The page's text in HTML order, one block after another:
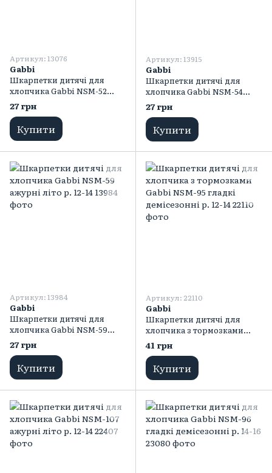
Артикул: 13076
Gabbi
Шкарпетки дитячі для
хлопчика Gabbi NSM-52
гладкі демісезонні р. 10-12
27 грн
Купити
Артикул: 13915
Gabbi
Шкарпетки дитячі для
хлопчика Gabbi NSM-54
гладкі демісезонні р. 10-12
27 грн
Купити
Артикул: 13984
Gabbi
Шкарпетки дитячі для
хлопчика Gabbi NSM-59
ажурні літо р. 12-14
27 грн
Купити
Артикул: 22110
Gabbi
Шкарпетки дитячі для
хлопчика з тормозками
Gabbi NSМ-95 гладкі
демісезонні р. 12-14
41 грн
Купити